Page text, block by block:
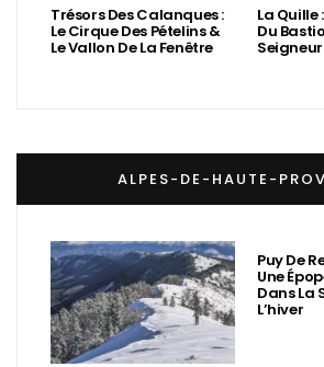
Trésors Des Calanques :
Le Cirque Des Pételins &
Le Vallon De La Fenêtre
La Quille
Du
ALPES-DE-HAUTE-
Puy De
Une
Dans La
L’hiver